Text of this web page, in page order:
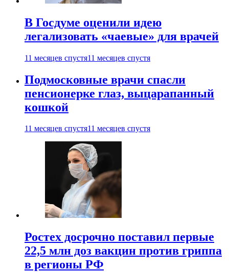
В Госдуме оценили идею
легализовать «чаевые» для врачей
11 месяцев спустя11 месяцев спустя
Подмосковные врачи спасли
пенсионерке глаз, выцарапанный
кошкой
11 месяцев спустя11 месяцев спустя
Ростех досрочно поставил первые
22,5 млн доз вакцин против гриппа
в регионы РФ